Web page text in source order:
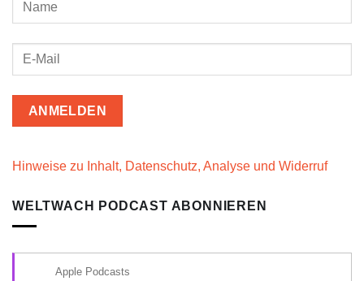
Hinweise zu Inhalt, Datenschutz, Analyse und Widerruf
WELTWACH PODCAST ABONNIEREN
Apple Podcasts